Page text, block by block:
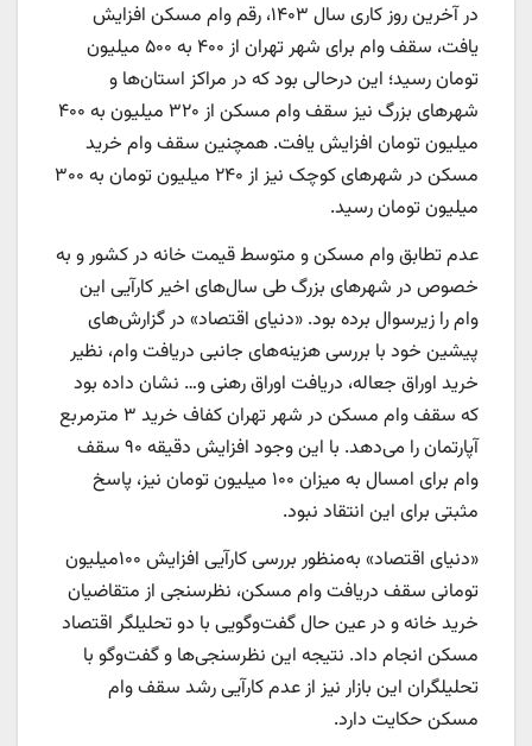
در آخرین روز کاری سال ۱۴۰۳، رقم وام مسکن افزایش
یافت، سقف وام برای شهر تهران از ۴۰۰ به ۵۰۰ میلیون
تومان رسید؛ این درحالی بود که در مراکز استان‌‌‌‌‌‌ها و
شهرهای بزرگ نیز سقف وام مسکن از ۳۲۰ میلیون به ۴۰۰
میلیون تومان افزایش یافت. همچنین سقف وام خرید
مسکن در شهرهای کوچک نیز از ۲۴۰ میلیون تومان به ۳۰۰
میلیون تومان رسید.
عدم تطابق وام مسکن و متوسط قیمت خانه در کشور و به
خصوص در شهرهای بزرگ طی سال‌های اخیر کارآیی این
وام را زیرسوال برده بود. «دنیای اقتصاد» در گزارش‌‌‌های
پیشین خود با بررسی هزینه‌‌‌های جانبی دریافت وام، نظیر
خرید اوراق جعاله، دریافت اوراق رهنی و… نشان داده بود
که سقف وام مسکن در شهر تهران کفاف خرید ۳ مترمربع
آپارتمان را می‌دهد. با این وجود افزایش دقیقه ۹۰ سقف
وام برای امسال به میزان ۱۰۰ میلیون تومان نیز، پاسخ
مثبتی برای این انتقاد نبود.
«دنیای اقتصاد» به‌‌‌منظور بررسی کارآیی افزایش ۱۰۰میلیون
تومانی سقف دریافت وام مسکن، نظرسنجی از متقاضیان
خرید خانه و در عین حال گفت‌‌‌وگویی با دو تحلیلگر اقتصاد
مسکن انجام داد. نتیجه این نظرسنجی‌‌‌ها و گفت‌‌‌وگو با
تحلیلگران این بازار نیز از عدم کارآیی رشد سقف وام
مسکن حکایت دارد.